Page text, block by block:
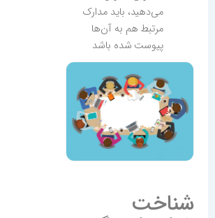
می‌دهید، باید مدارک
مرتبط هم به آن‌ها
پیوست شده باشد
شناخت